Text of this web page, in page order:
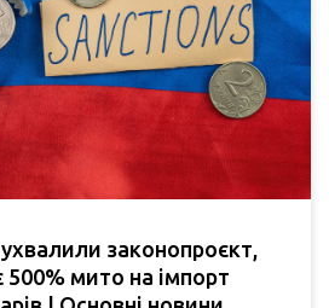
законопроєкт,
мито на імпорт